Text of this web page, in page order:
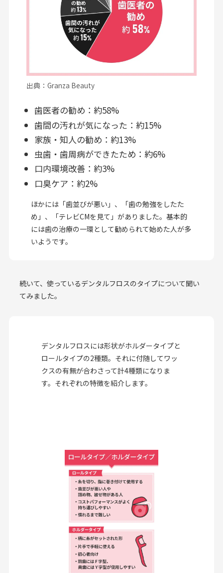
出典：Granza Beauty
歯医者の勧め：約58%
歯間の汚れが気になった：約15%
家族・知人の勧め：約13%
虫歯・歯周病ができたため：約6%
口内環境改善：約3%
口臭ケア：約2%
ほかには「歯並びが悪い」、「歯の勉強をしたた
め」、「テレビCMを見て」がありました。基本的
には歯の治療の一環として勧められて始めた人が多
いようです。
続いて、使っているデンタルフロスのタイプについて聞い
てみました。
デンタルフロスには形状がホルダータイプと
ロールタイプの2種類。それに付随してワッ
クスの有無が合わさって計4種類になりま
す。それぞれの特徴を紹介します。